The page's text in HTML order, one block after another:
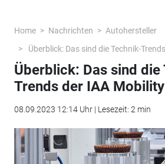
Home Nachrichten
Autohersteller
Überblick: Das sind die Technik-
Überblick: Das sind die
Trends der IAA Mobility
08.09.2023 12:14 Uhr | Lesezeit: 2 min